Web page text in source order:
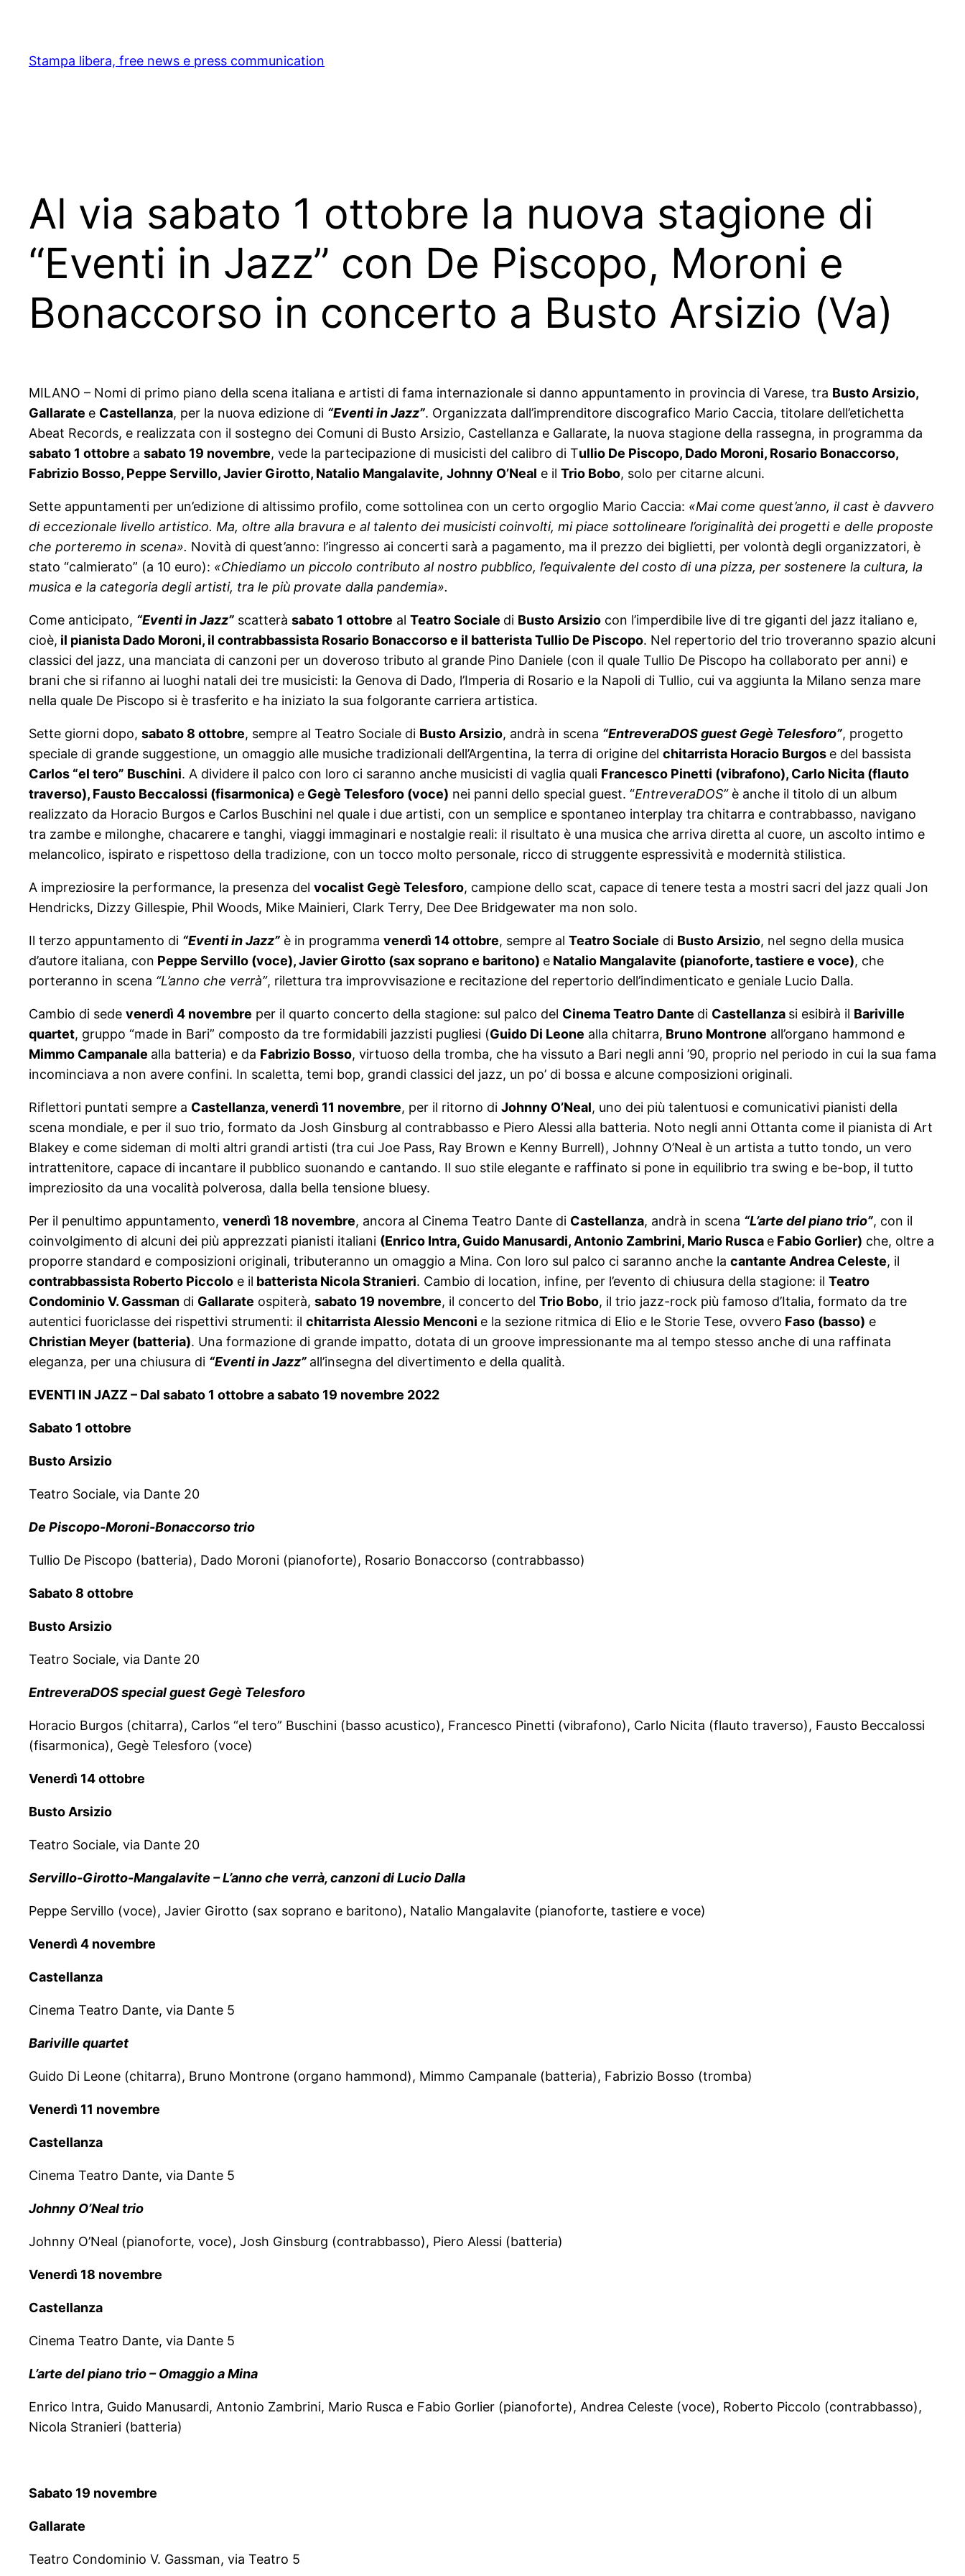
content
Stampa libera, free news e press communication
Al via sabato 1 ottobre la nuova stagione di
“Eventi in Jazz” con De Piscopo, Moroni e
Bonaccorso in concerto a Busto Arsizio (Va)
MILANO – Nomi di primo piano della scena italiana e artisti di fama internazionale si danno appuntamento in provincia di Varese, tra Busto Arsizio,
Gallarate e Castellanza, per la nuova edizione di “Eventi in Jazz”. Organizzata dall’imprenditore discografico Mario Caccia, titolare dell’etichetta
Abeat Records, e realizzata con il sostegno dei Comuni di Busto Arsizio, Castellanza e Gallarate, la nuova stagione della rassegna, in programma da
sabato 1 ottobre a sabato 19 novembre, vede la partecipazione di musicisti del calibro di Tullio De Piscopo, Dado Moroni, Rosario Bonaccorso,
Fabrizio Bosso, Peppe Servillo, Javier Girotto, Natalio Mangalavite, Johnny O’Neal e il Trio Bobo, solo per citarne alcuni.
Sette appuntamenti per un’edizione di altissimo profilo, come sottolinea con un certo orgoglio Mario Caccia: «Mai come quest’anno, il cast è davvero
di eccezionale livello artistico. Ma, oltre alla bravura e al talento dei musicisti coinvolti, mi piace sottolineare l’originalità dei progetti e delle proposte
che porteremo in scena». Novità di quest’anno: l’ingresso ai concerti sarà a pagamento, ma il prezzo dei biglietti, per volontà degli organizzatori, è
stato “calmierato” (a 10 euro): «Chiediamo un piccolo contributo al nostro pubblico, l’equivalente del costo di una pizza, per sostenere la cultura, la
musica e la categoria degli artisti, tra le più provate dalla pandemia».
Come anticipato, “Eventi in Jazz” scatterà sabato 1 ottobre al Teatro Sociale di Busto Arsizio con l’imperdibile live di tre giganti del jazz italiano e,
cioè, il pianista Dado Moroni, il contrabbassista Rosario Bonaccorso e il batterista Tullio De Piscopo. Nel repertorio del trio troveranno spazio alcuni
classici del jazz, una manciata di canzoni per un doveroso tributo al grande Pino Daniele (con il quale Tullio De Piscopo ha collaborato per anni) e
brani che si rifanno ai luoghi natali dei tre musicisti: la Genova di Dado, l’Imperia di Rosario e la Napoli di Tullio, cui va aggiunta la Milano senza mare
nella quale De Piscopo si è trasferito e ha iniziato la sua folgorante carriera artistica.
Sette giorni dopo, sabato 8 ottobre, sempre al Teatro Sociale di Busto Arsizio, andrà in scena “EntreveraDOS guest Gegè Telesforo”, progetto
speciale di grande suggestione, un omaggio alle musiche tradizionali dell’Argentina, la terra di origine del chitarrista Horacio Burgos e del bassista
Carlos “el tero” Buschini. A dividere il palco con loro ci saranno anche musicisti di vaglia quali Francesco Pinetti (vibrafono), Carlo Nicita (flauto
traverso), Fausto Beccalossi (fisarmonica) e Gegè Telesforo (voce) nei panni dello special guest. “EntreveraDOS”è anche il titolo di un album
realizzato da Horacio Burgos e Carlos Buschini nel quale i due artisti, con un semplice e spontaneo interplay tra chitarra e contrabbasso, navigano
tra zambe e milonghe, chacarere e tanghi, viaggi immaginari e nostalgie reali: il risultato è una musica che arriva diretta al cuore, un ascolto intimo e
melancolico, ispirato e rispettoso della tradizione, con un tocco molto personale, ricco di struggente espressività e modernità stilistica.
A impreziosire la performance, la presenza del vocalist Gegè Telesforo, campione dello scat, capace di tenere testa a mostri sacri del jazz quali Jon
Hendricks, Dizzy Gillespie, Phil Woods, Mike Mainieri, Clark Terry, Dee Dee Bridgewater ma non solo.
Il terzo appuntamento di “Eventi in Jazz” è in programma venerdì 14 ottobre, sempre al Teatro Sociale di Busto Arsizio, nel segno della musica
d’autore italiana, con Peppe Servillo (voce), Javier Girotto (sax soprano e baritono) e Natalio Mangalavite (pianoforte, tastiere e voce), che
porteranno in scena “L’anno che verrà”, rilettura tra improvvisazione e recitazione del repertorio dell’indimenticato e geniale Lucio Dalla.
Cambio di sede venerdì 4 novembre per il quarto concerto della stagione: sul palco del Cinema Teatro Dante di Castellanza si esibirà il Bariville
quartet, gruppo “made in Bari” composto da tre formidabili jazzisti pugliesi (Guido Di Leone alla chitarra, Bruno Montrone all’organo hammond e
Mimmo Campanale alla batteria) e da Fabrizio Bosso, virtuoso della tromba, che ha vissuto a Bari negli anni ’90, proprio nel periodo in cui la sua fama
incominciava a non avere confini. In scaletta, temi bop, grandi classici del jazz, un po’ di bossa e alcune composizioni originali.
Riflettori puntati sempre a Castellanza, venerdì 11 novembre, per il ritorno di Johnny O’Neal, uno dei più talentuosi e comunicativi pianisti della
scena mondiale, e per il suo trio, formato da Josh Ginsburg al contrabbasso e Piero Alessi alla batteria. Noto negli anni Ottanta come il pianista di Art
Blakey e come sideman di molti altri grandi artisti (tra cui Joe Pass, Ray Brown e Kenny Burrell), Johnny O’Neal è un artista a tutto tondo, un vero
intrattenitore, capace di incantare il pubblico suonando e cantando. Il suo stile elegante e raffinato si pone in equilibrio tra swing e be-bop, il tutto
impreziosito da una vocalità polverosa, dalla bella tensione bluesy.
Per il penultimo appuntamento, venerdì 18 novembre, ancora al Cinema Teatro Dante di Castellanza, andrà in scena “L’arte del piano trio”, con il
coinvolgimento di alcuni dei più apprezzati pianisti italiani (Enrico Intra, Guido Manusardi, Antonio Zambrini, Mario Rusca e Fabio Gorlier) che, oltre a
proporre standard e composizioni originali, tributeranno un omaggio a Mina. Con loro sul palco ci saranno anche la cantante Andrea Celeste, il
contrabbassista Roberto Piccolo e il batterista Nicola Stranieri. Cambio di location, infine, per l’evento di chiusura della stagione: il Teatro
Condominio V. Gassman di Gallarate ospiterà, sabato 19 novembre, il concerto del Trio Bobo, il trio jazz-rock più famoso d’Italia, formato da tre
autentici fuoriclasse dei rispettivi strumenti: il chitarrista Alessio Menconi e la sezione ritmica di Elio e le Storie Tese, ovvero Faso (basso) e
Christian Meyer (batteria). Una formazione di grande impatto, dotata di un groove impressionante ma al tempo stesso anche di una raffinata
eleganza, per una chiusura di “Eventi in Jazz” all’insegna del divertimento e della qualità.
EVENTI IN JAZZ – Dal sabato 1 ottobre a sabato 19 novembre 2022
Sabato 1 ottobre
Busto Arsizio
Teatro Sociale, via Dante 20
De Piscopo-Moroni-Bonaccorso trio
Tullio De Piscopo (batteria), Dado Moroni (pianoforte), Rosario Bonaccorso (contrabbasso)
Sabato 8 ottobre
Busto Arsizio
Teatro Sociale, via Dante 20
EntreveraDOS special guest Gegè Telesforo
Horacio Burgos (chitarra), Carlos “el tero” Buschini (basso acustico), Francesco Pinetti (vibrafono), Carlo Nicita (flauto traverso), Fausto Beccalossi
(fisarmonica), Gegè Telesforo (voce)
Venerdì 14 ottobre
Busto Arsizio
Teatro Sociale, via Dante 20
Servillo-Girotto-Mangalavite – L’anno che verrà, canzoni di Lucio Dalla
Peppe Servillo (voce), Javier Girotto (sax soprano e baritono), Natalio Mangalavite (pianoforte, tastiere e voce)
Venerdì 4 novembre
Castellanza
Cinema Teatro Dante, via Dante 5
Bariville quartet
Guido Di Leone (chitarra), Bruno Montrone (organo hammond), Mimmo Campanale (batteria), Fabrizio Bosso (tromba)
Venerdì 11 novembre
Castellanza
Cinema Teatro Dante, via Dante 5
Johnny O’Neal trio
Johnny O’Neal (pianoforte, voce), Josh Ginsburg (contrabbasso), Piero Alessi (batteria)
Venerdì 18 novembre
Castellanza
Cinema Teatro Dante, via Dante 5
L’arte del piano trio – Omaggio a Mina
Enrico Intra, Guido Manusardi, Antonio Zambrini, Mario Rusca e Fabio Gorlier (pianoforte), Andrea Celeste (voce), Roberto Piccolo (contrabbasso),
Nicola Stranieri (batteria)
Sabato 19 novembre
Gallarate
Teatro Condominio V. Gassman, via Teatro 5